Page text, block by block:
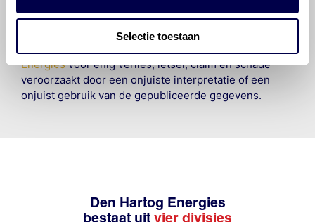
Selectie toestaan
hij/zij de ervaring, de kennis en het vermogen heeft
om de vereiste onderhoudswerkzaamheden op een
veilige en verantwoorde manier uit te voeren. Hij/zij
Energiesvoor enig verlies, letsel, claim en schade
veroorzaakt door een onjuiste interpretatie of een
onjuist gebruik van de gepubliceerde gegevens.
Den Hartog Energies
bestaat uit vier divisies